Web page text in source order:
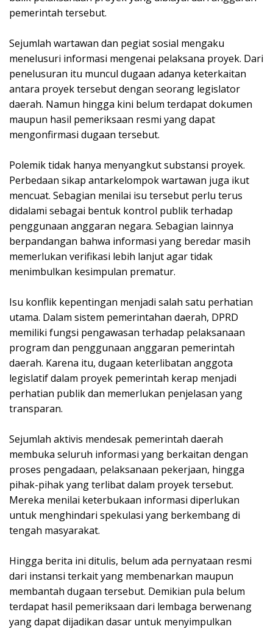
pemerintah tersebut.
Sejumlah wartawan dan pegiat sosial mengaku
menelusuri informasi mengenai pelaksana proyek. Dari
penelusuran itu muncul dugaan adanya keterkaitan
antara proyek tersebut dengan seorang legislator
daerah. Namun hingga kini belum terdapat dokumen
maupun hasil pemeriksaan resmi yang dapat
mengonfirmasi dugaan tersebut.
Polemik tidak hanya menyangkut substansi proyek.
Perbedaan sikap antarkelompok wartawan juga ikut
mencuat. Sebagian menilai isu tersebut perlu terus
didalami sebagai bentuk kontrol publik terhadap
penggunaan anggaran negara. Sebagian lainnya
berpandangan bahwa informasi yang beredar masih
memerlukan verifikasi lebih lanjut agar tidak
menimbulkan kesimpulan prematur.
Isu konflik kepentingan menjadi salah satu perhatian
utama. Dalam sistem pemerintahan daerah, DPRD
memiliki fungsi pengawasan terhadap pelaksanaan
program dan penggunaan anggaran pemerintah
daerah. Karena itu, dugaan keterlibatan anggota
legislatif dalam proyek pemerintah kerap menjadi
perhatian publik dan memerlukan penjelasan yang
transparan.
Sejumlah aktivis mendesak pemerintah daerah
membuka seluruh informasi yang berkaitan dengan
proses pengadaan, pelaksanaan pekerjaan, hingga
pihak-pihak yang terlibat dalam proyek tersebut.
Mereka menilai keterbukaan informasi diperlukan
untuk menghindari spekulasi yang berkembang di
tengah masyarakat.
Hingga berita ini ditulis, belum ada pernyataan resmi
dari instansi terkait yang membenarkan maupun
membantah dugaan tersebut. Demikian pula belum
terdapat hasil pemeriksaan dari lembaga berwenang
yang dapat dijadikan dasar untuk menyimpulkan